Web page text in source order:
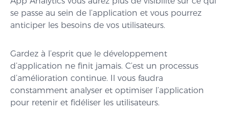
se passe au sein de l’application et vous pourrez
anticiper les besoins de vos utilisateurs.
Gardez à l’esprit que le développement
d’application ne finit jamais. C’est un processus
d’amélioration continue. Il vous faudra
constamment analyser et optimiser l’application
pour retenir et fidéliser les utilisateurs.